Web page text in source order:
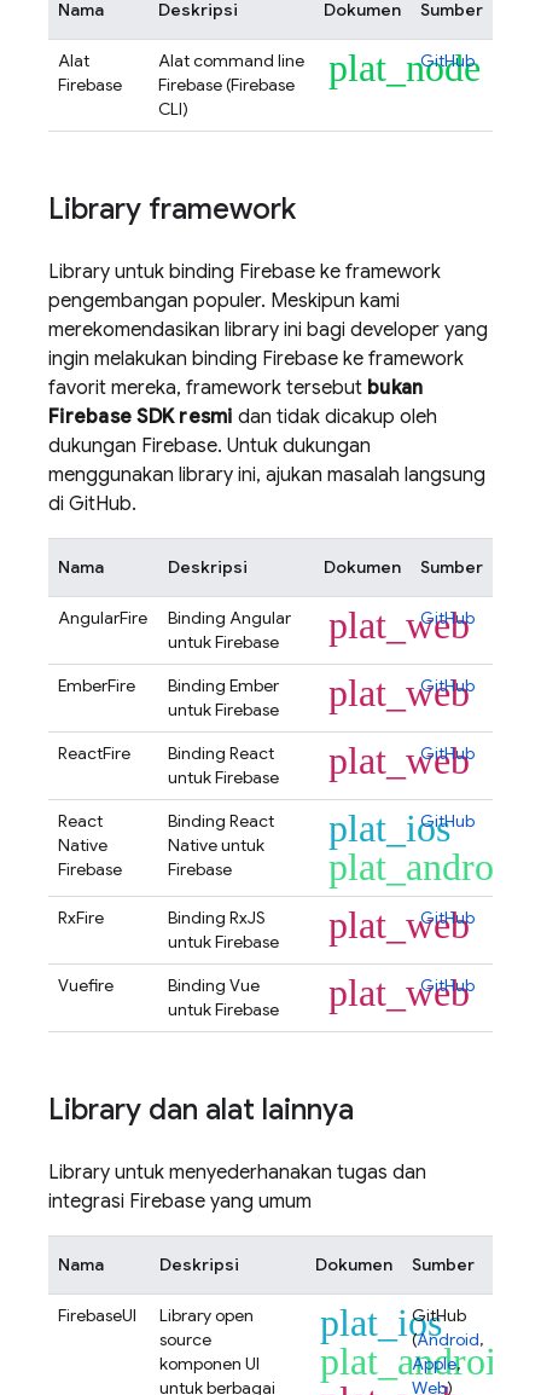
Nama Deskripsi Dokumen Sumber
Alat
Firebase
Alat command line
Firebase (Firebase
CLI)
plat_node
GitHub
Library framework
Library untuk binding Firebase ke framework
pengembangan populer. Meskipun kami
merekomendasikan library ini bagi developer yang
ingin melakukan binding Firebase ke framework
favorit mereka, framework tersebut bukan
Firebase SDK resmi dan tidak dicakup oleh
dukungan Firebase. Untuk dukungan
menggunakan library ini, ajukan masalah langsung
di GitHub.
Nama Deskripsi Dokumen Sumber
AngularFire
Binding Angular
untuk Firebase
plat_web
GitHub
EmberFire
Binding Ember
untuk Firebase
plat_web
GitHub
ReactFire
Binding React
untuk Firebase
plat_web
GitHub
React
Native
Firebase
Binding React
Native untuk
Firebase
plat_ios
plat_android
GitHub
RxFire
Binding RxJS
untuk Firebase
plat_web
GitHub
Vuefire
Binding Vue
untuk Firebase
plat_web
GitHub
Library dan alat lainnya
Library untuk menyederhanakan tugas dan
integrasi Firebase yang umum
Nama Deskripsi Dokumen Sumber
FirebaseUI
Library open
source
komponen UI
untuk berbagai
plat_ios
plat_android
GitHub
(Android,
Apple,
Web)